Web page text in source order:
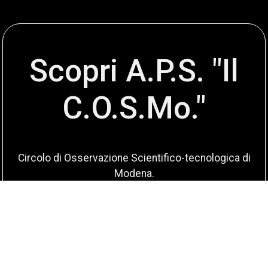
Scopri A.P.S. "Il
C.O.S.Mo."
Circolo di Osservazione Scientifico-tecnologica di
Modena.